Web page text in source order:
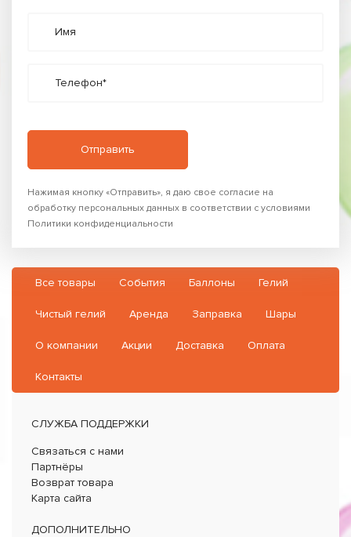
Имя
Телефон*
Нажимая кнопку «Отправить», я даю свое согласие на
обработку персональных данных в соответствии с условиями
Политики конфиденциальности
Все товары События Баллоны Гелий
Чистый гелий Аренда Заправка Шары
О компании Акции Доставка Оплата
Контакты
СЛУЖБА ПОДДЕРЖКИ
Связаться с нами
Партнёры
Возврат товара
Карта сайта
ДОПОЛНИТЕЛЬНО